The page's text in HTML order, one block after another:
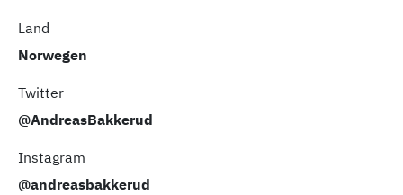
Land
Norwegen
Twitter
@AndreasBakkerud
Instagram
@andreasbakkerud